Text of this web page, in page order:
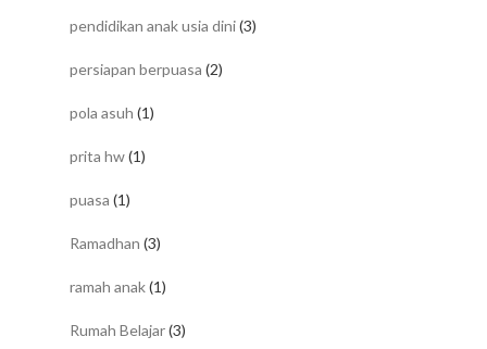
pendidikan anak usia dini(3)
persiapan berpuasa (2)
pola asuh (1)
prita hw(1)
puasa (1)
Ramadhan (3)
ramah anak(1)
Rumah Belajar(3)